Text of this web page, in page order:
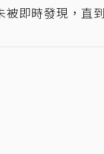
即時發現，直